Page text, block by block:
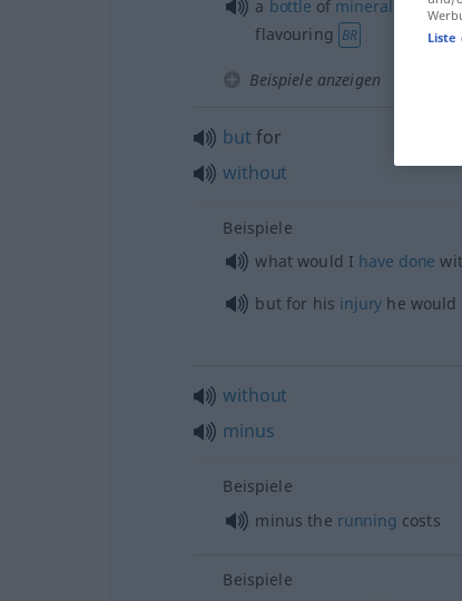
a bottle of mineral water
flavouring BR
Beispiele anzeigen
but for
without
Beispiele
what would I have done
but for his injury he would
without
minus
Beispiele
minus the running costs
Beispiele
Liste